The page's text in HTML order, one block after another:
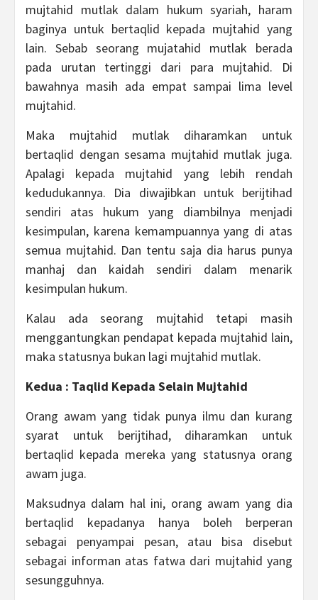
mujtahid mutlak dalam hukum syariah, haram
baginya untuk bertaqlid kepada mujtahid yang
lain. Sebab seorang mujatahid mutlak berada
pada urutan tertinggi dari para mujtahid. Di
bawahnya masih ada empat sampai lima level
mujtahid.
Maka mujtahid mutlak diharamkan untuk
bertaqlid dengan sesama mujtahid mutlak juga.
Apalagi kepada mujtahid yang lebih rendah
kedudukannya. Dia diwajibkan untuk berijtihad
sendiri atas hukum yang diambilnya menjadi
kesimpulan, karena kemampuannya yang di atas
semua mujtahid. Dan tentu saja dia harus punya
manhaj dan kaidah sendiri dalam menarik
kesimpulan hukum.
Kalau ada seorang mujtahid tetapi masih
menggantungkan pendapat kepada mujtahid lain,
maka statusnya bukan lagi mujtahid mutlak.
Kedua : Taqlid Kepada Selain Mujtahid
Orang awam yang tidak punya ilmu dan kurang
syarat untuk berijtihad, diharamkan untuk
bertaqlid kepada mereka yang statusnya orang
awam juga.
Maksudnya dalam hal ini, orang awam yang dia
bertaqlid kepadanya hanya boleh berperan
sebagai penyampai pesan, atau bisa disebut
sebagai informan atas fatwa dari mujtahid yang
sesungguhnya.